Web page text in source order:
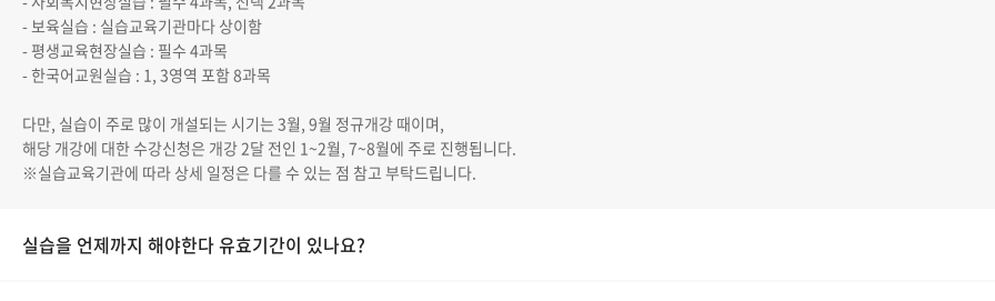
- 보육실습 : 실습교육기관마다 상이함
- 평생교육현장실습 : 필수 4과목
- 한국어교원실습 : 1, 3영역 포함 8과목
다만, 실습이 주로 많이 개설되는 시기는 3월, 9월 정규개강 때이며,
해당 개강에 대한 수강신청은 개강 2달 전인 1~2월, 7~8월에 주로 진행됩니다.
※실습교육기관에 따라 상세 일정은 다를 수 있는 점 참고 부탁드립니다.
실습을 언제까지 해야한다 유효기간이 있나요?